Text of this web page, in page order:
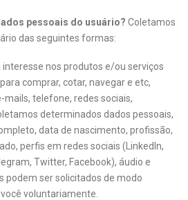
pessoais do usuário? Coletamos
das seguintes formas:
interesse nos produtos e/ou serviços
comprar, cotar, navegar e etc,
telefone, redes sociais,
determinados dados pessoais,
data de nascimento, profissão,
perfis em redes sociais (LinkedIn,
Twitter, Facebook), áudio e
podem ser solicitados de modo
voluntariamente.